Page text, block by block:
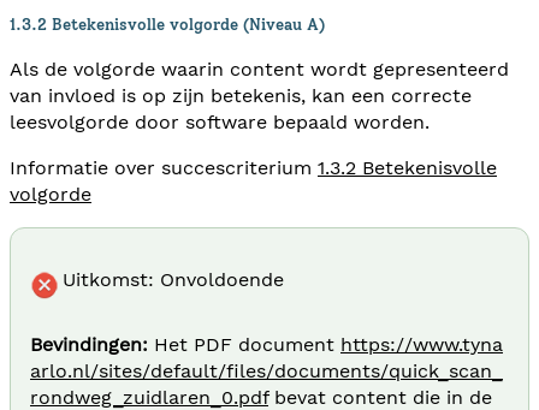
1.3.2 Betekenisvolle volgorde (Niveau A)
Als de volgorde waarin content wordt gepresenteerd
van invloed is op zijn betekenis, kan een correcte
leesvolgorde door software bepaald worden.
Informatie over succescriterium 1.3.2 Betekenisvolle
volgorde
Uitkomst: Onvoldoende
Bevindingen: Het PDF document https://www.tyna
arlo.nl/sites/default/files/documents/quick_scan_
rondweg_zuidlaren_0.pdfbevat content die in de